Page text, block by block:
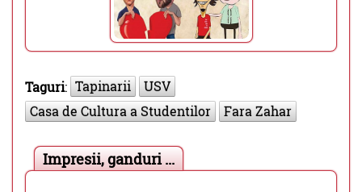
Taguri: Tapinarii
USV
Casa de Cultura a Studentilor
Fara Zahar
Impresii, ganduri ...